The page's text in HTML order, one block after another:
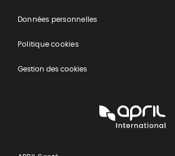
Données personnelles
Politique cookies
Gestion des cookies